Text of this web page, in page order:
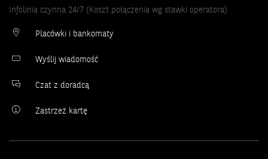
Infolinia czynna 24/7 (Koszt połączenia wg stawki operatora)
Placówki i bankomaty
Wyślij wiadomość
Czat z doradcą
Zastrzeż kartę